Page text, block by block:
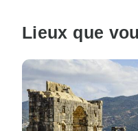
Lieux que